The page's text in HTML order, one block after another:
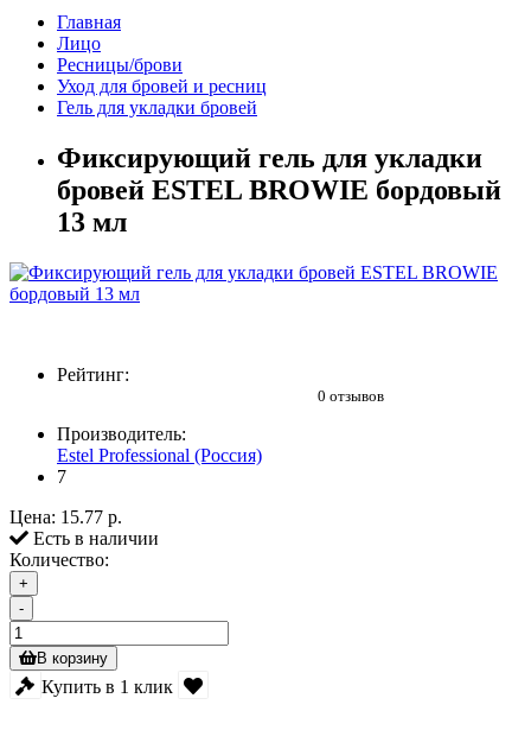
Главная
Лицо
Ресницы/брови
Уход для бровей и ресниц
Гель для укладки бровей
Фиксирующий гель для укладки
бровей ESTEL BROWIE бордовый
13 мл
Рейтинг:
0 отзывов
Производитель:
Estel Professional (Россия)
7
Цена: 15.77 р.
Есть в наличии
Количество:
+
-
В корзину
Купить в 1 клик